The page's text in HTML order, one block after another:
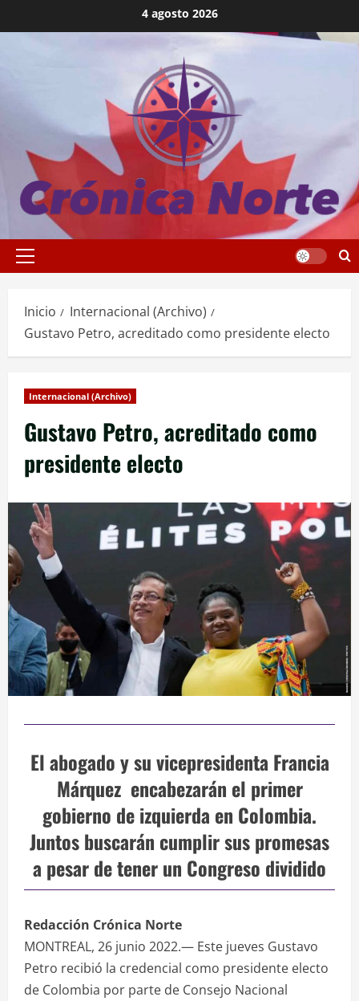
al
4 agosto 2026
Menú
Inicio
Internacional (Archivo)
Gustavo Petro, acreditado como presidente electo
Internacional (Archivo)
Gustavo Petro, acreditado como
presidente electo
El abogado y su vicepresidenta Francia
Márquez encabezarán el primer
gobierno de izquierda en Colombia.
Juntos buscarán cumplir sus promesas
a pesar de tener un Congreso dividido
Redacción Crónica Norte
MONTREAL, 26 junio 2022.— Este jueves Gustavo
Petro recibió la credencial como presidente electo
de Colombia por parte de Consejo Nacional